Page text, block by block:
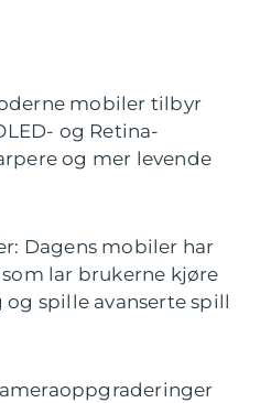
mobiler tilbyr
og Retina-
og mer levende
Dagens mobiler har
lar brukerne kjøre
spille avanserte spill